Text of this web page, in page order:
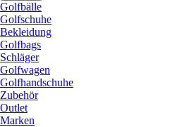
Golfbälle
Golfschuhe
Bekleidung
Golfbags
Schläger
Golfwagen
Golfhandschuhe
Zubehör
Outlet
Marken